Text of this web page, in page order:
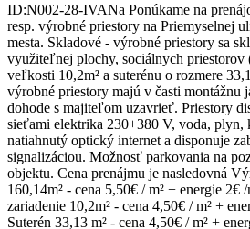
ID:N002-28-IVANa Ponúkame na
resp. výrobné priestory na Priemyselnej
mesta. Skladové - výrobné priestory sa
využiteľnej plochy, sociálnych
veľkosti 10,2m² a suterénu o rozmere
výrobné priestory majú v časti montážnu
dohode s majiteľom uzavrieť. Priestory
sieťami elektrika 230+380 V, voda, plyn,
natiahnutý optický internet a disponuje
signalizáciou. Možnosť parkovania na
objektu. Cena prenájmu je nasledovná
160,14m² - cena 5,50€ / m² + energie 2€
zariadenie 10,2m² - cena 4,50€ / m² +
Suterén 33,13 m² - cena 4,50€ / m² +